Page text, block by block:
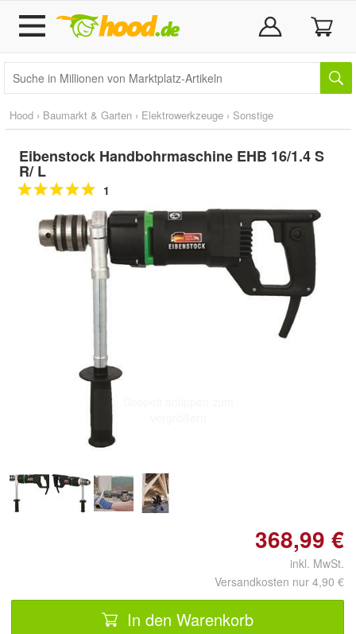
Hood › Baumarkt & Garten › Elektrowerkzeuge › Sonstige
Eibenstock Handbohrmaschine EHB 16/1.4 S
R/ L
1
368,99 €
inkl. MwSt.
Versandkosten nur 4,90 €
In den Warenkorb